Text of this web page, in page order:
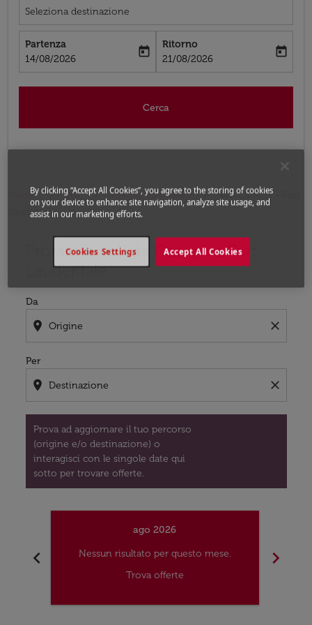
Seleziona destinazione
Partenza
fc-booking-departure-date-aria-label
14/08/2026
today
Ritorno
fc-booking-return-date-aria-label
21/08/2026
today
Cerca
Home Voli Voli per Stati Uniti
Voli Canton - Fort
Lauderdale
Prossimo voli da Canton a Fort
Lauderdale
Da
location_on close
Per
location_on close
Prova ad aggiornare il tuo percorso
(origine e/o destinazione) o
interagisci con le singole date qui
sotto per trovare offerte.
Prova ad aggiornare il tuo percorso (origine e/o
chevron_left
ago 2026
Nessun risultato per questo mese.
Trova offerte
chevron_right
By clicking “Accept All Cookies”, you agree to the storing of cookies
on your device to enhance site navigation, analyze site usage, and
assist in our marketing efforts.
Accept All Cookies
Cookies Settings